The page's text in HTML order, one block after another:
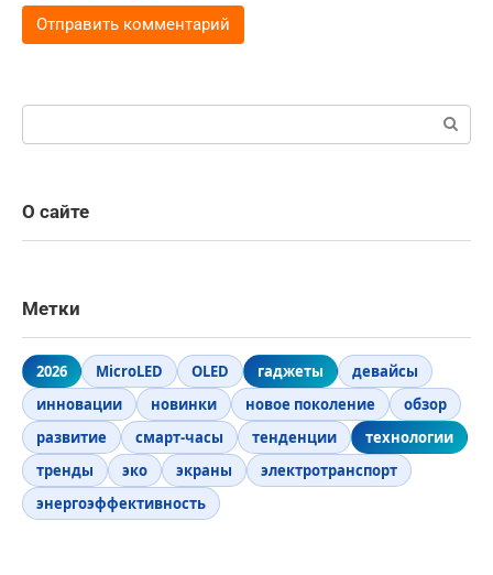
Поиск:
О сайте
Метки
2026 MicroLED OLED гаджеты
девайсы
инновации
новинки новое поколение
обзор
развитие
смарт-часы тенденции
технологии
тренды
эко экраны
электротранспорт
энергоэффективность